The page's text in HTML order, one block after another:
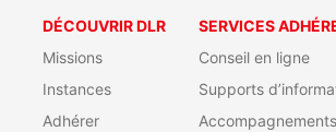
DÉCOUVRIR DLR
Missions
Instances
Adhérer
SERVICES
Conseil en ligne
Supports
Accompagnements